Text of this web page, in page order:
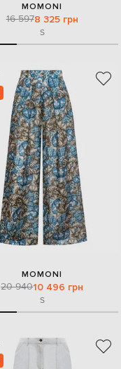
MOMONI
16 5978 325 грн
S
MOMONI
20 94010 496 грн
S